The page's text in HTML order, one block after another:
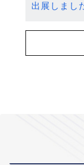
出展しまし